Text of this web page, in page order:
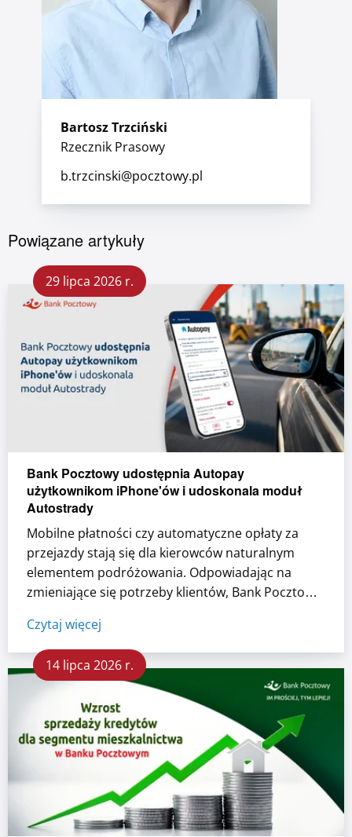
Bartosz Trzciński
Rzecznik Prasowy
b.trzcinski@pocztowy.pl
Powiązane artykuły
29 lipca 2026 r.
Bank Pocztowy udostępnia Autopay
użytkownikom iPhone'ów i udoskonala moduł
Autostrady
Mobilne płatności czy automatyczne opłaty za
przejazdy stają się dla kierowców naturalnym
elementem podróżowania. Odpowiadając na
zmieniające się potrzeby klientów, Bank Pocztowy
Pocztowy użytkownikom urządzeń z systemem
iOS. ...
Czytaj więcej
14 lipca 2026 r.